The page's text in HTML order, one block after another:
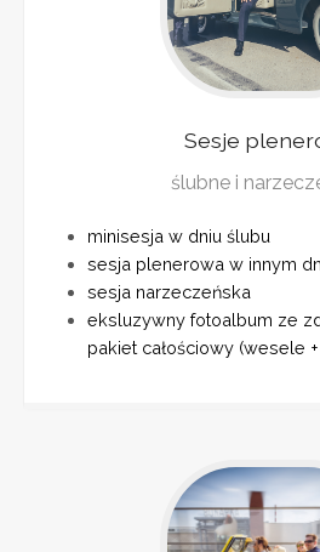
Sesje
ślubne i
minisesja w dniu ślubu
sesja plenerowa w innym
sesja narzeczeńska
eksluzywny fotoalbum ze
pakiet całościowy (wesele